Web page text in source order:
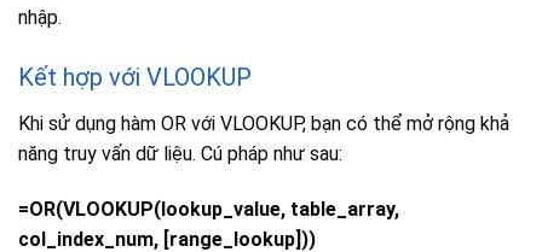
nhập.
Kết hợp với VLOOKUP
Khi sử dụng hàm OR với VLOOKUP, bạn có thể mở rộng khả
năng truy vấn dữ liệu. Cú pháp như sau:
=OR(VLOOKUP(lookup_value, table_array,
col_index_num, [range_lookup]))